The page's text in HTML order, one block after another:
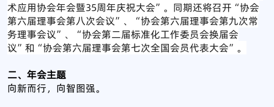
术应用协会年会暨35周年庆祝大会”。同期还将召开“协会
第六届理事会第八次会议”、“协会第六届理事会第九次常
务理事会议”、“协会第二届标准化工作委员会换届会
议”和“协会第六届理事会第七次全国会员代表大会”。
二、年会主题
向新而行，向智图强。